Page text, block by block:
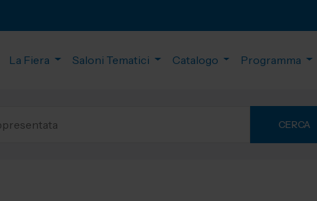
La Fiera Saloni Tematici Catalogo Programma
CERCA